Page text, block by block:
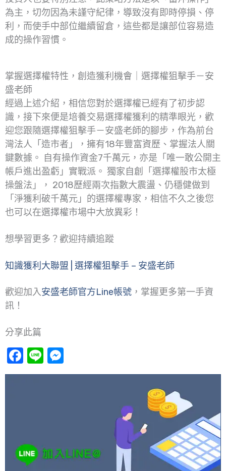
為主，切勿因為未謹守紀律，導致沒有即時停損、停
利，而使手中部位繼續留倉，這些都是讓部位容易造
成的操作習慣。
掌握選擇權特性，創造獲利機會｜選擇權狙擊手－安
盛老師
經過上述介紹，相信您對於選擇權已經有了初步認
識，接下來便是培養交易選擇權獲利的精準眼光，歡
迎您跟隨選擇權狙擊手－安盛老師的腳步，作為前台
灣法人「造市者」，擁有18年豐富資歷、掌握法人關
鍵數據。 自有操作資金7千萬元，亦是「唯一敢公開主
帳戶進出盈虧」實戰派。 獨家自創「選擇權股市太極
操盤法」， 2018歷經兩次指數大震盪、仍穩健做到
「淨獲利破千萬元」的選擇權專家，相信不久之後您
也可以在選擇權市場中大放異彩！
想學習更多？歡迎持續追蹤
知識獲利大聯盟 | 選擇權狙擊手 – 安盛老師
歡迎加入安盛老師官方Line帳號 ，掌握更多第一手資
訊！
分享此篇
Facebook
Line